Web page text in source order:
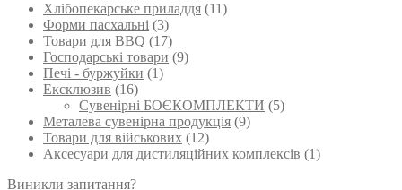
Хлібопекарське приладдя (11)
Форми пасхальні (3)
Товари для BBQ (17)
Господарські товари (9)
Печі - буржуйки (1)
Ексклюзив (16)
Сувенірні БОЄКОМПЛЕКТИ (5)
Металева сувенірна продукція (9)
Товари для військових (12)
Аксесуари для дистиляційних комплексів (1)
Виникли запитання?